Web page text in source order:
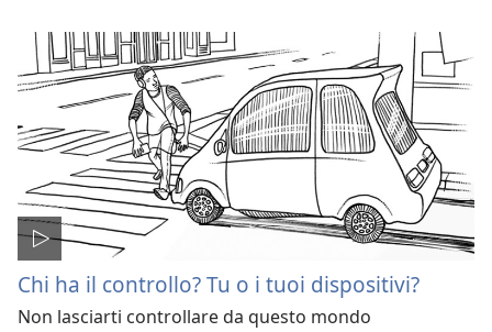
Chi ha il controllo? Tu o i tuoi dispositivi?
Non lasciarti controllare da questo mondo